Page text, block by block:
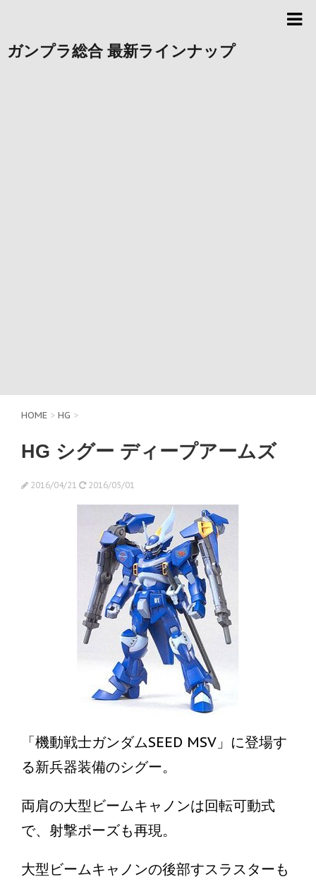
ガンプラ総合 最新ラインナップ
HOME > HG >
HG シグー ディープアームズ
2016/04/21 2016/05/01
「機動戦士ガンダムSEED MSV」に登場す
る新兵器装備のシグー。
両肩の大型ビームキャノンは回転可動式
で、射撃ポーズも再現。
大型ビームキャノンの後部すスラスターも